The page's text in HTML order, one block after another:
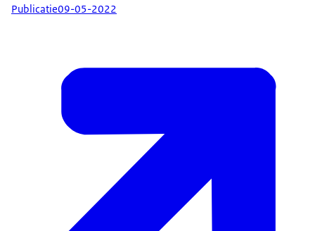
Publicatie09-05-2022